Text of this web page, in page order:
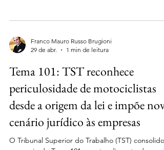
severamente o fluxo de caixa e a reputação das
companhias. Em artigo publicado no Monitor
Brugioni analisa como o enfrentamento
estratégico desse fenômeno é essencial para
preservar o valor
Franco Mauro Russo Brugioni
29 de abr.
1 min de leitura
Tema 101: TST reconhece
periculosidade de motociclistas
desde a origem da lei e impõe novo
cenário jurídico às empresas
O Tribunal Superior do Trabalho (TST)